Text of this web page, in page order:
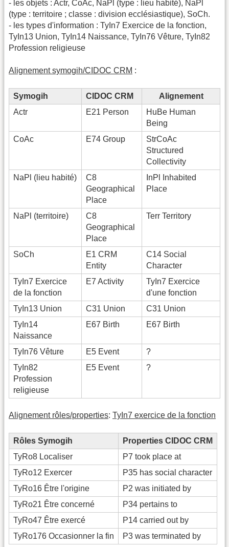
- les objets : Actr, CoAc, NaPl (type : lieu habité), NaPl
(type : territoire ; classe : division ecclésiastique), SoCh.
- les types d'information : TyIn7 Exercice de la fonction,
TyIn13 Union, TyIn14 Naissance, TyIn76 Vêture, TyIn82
Profession religieuse
Alignement symogih/CIDOC CRM :
Symogih CIDOC CRM
Alignement
Actr
E21 Person
HuBe Human
Being
CoAc
E74 Group
StrCoAc
Structured
Collectivity
NaPl (lieu habité)
C8
Geographical
Place
InPl Inhabited
Place
NaPl (territoire)
C8
Geographical
Place
Terr Territory
SoCh
E1 CRM
Entity
C14 Social
Character
TyIn7 Exercice
de la fonction
E7 Activity
TyIn7 Exercice
d'une fonction
TyIn13 Union
C31 Union
C31 Union
TyIn14
Naissance
E67 Birth E67 Birth
TyIn76 Vêture E5 Event
?
TyIn82
Profession
religieuse
E5 Event ?
Alignement rôles/properties: TyIn7 exercice de la fonction
Rôles Symogih
Properties CIDOC CRM
TyRo8 Localiser
P7 took place at
TyRo12 Exercer
P35 has social character
TyRo16 Être l'origine
P2 was initiated by
TyRo21 Être concerné
P34 pertains to
TyRo47 Être exercé
P14 carried out by
TyRo176 Occasionner la fin
P3 was terminated by